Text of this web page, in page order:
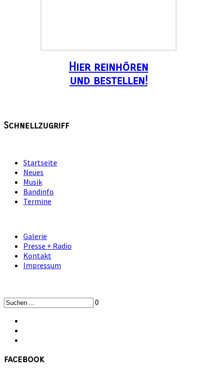
Hier reinhören
und bestellen!
Schnellzugriff
Startseite
Neues
Musik
Bandinfo
Termine
Galerie
Presse + Radio
Kontakt
Impressum
0
facebook